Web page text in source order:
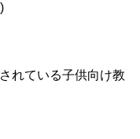
れている子供向け教